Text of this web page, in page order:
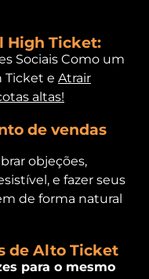
High Ticket:
Sociais Como um
Ticket e Atrair
altas!
de vendas
objeções,
e fazer seus
de forma natural
de Alto Ticket
para o mesmo